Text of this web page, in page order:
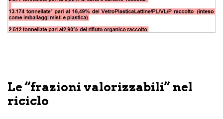
Le “frazioni valorizzabili” nel
riciclo